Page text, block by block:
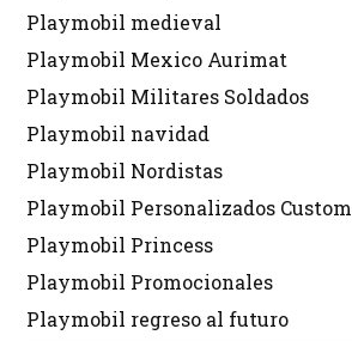
Playmobil medieval
Playmobil Mexico Aurimat
Playmobil Militares Soldados
Playmobil navidad
Playmobil Nordistas
Playmobil Personalizados Custom
Playmobil Princess
Playmobil Promocionales
Playmobil regreso al futuro